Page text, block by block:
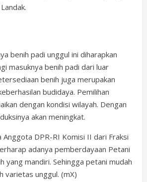
benih padi unggul ini diharapkan
masuknya benih padi dari luar
benih juga merupakan
budidaya. Pemilihan
dengan kondisi wilayah. Dengan
akan meningkat.
Anggota DPR-RI Komisi II dari Fraksi
adanya pemberdayaan Petani
yang mandiri. Sehingga petani mudah
varietas unggul. (mX)